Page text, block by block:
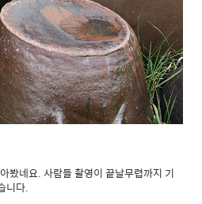
봤네요. 사람들 촬영이 끝날무렵까지 기
니다.